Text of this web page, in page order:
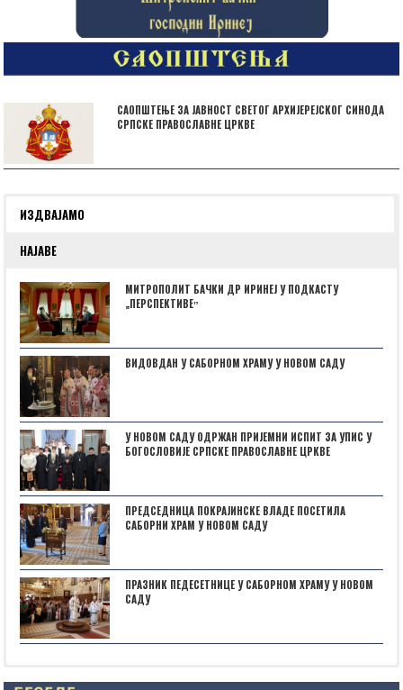
САОПШТЕЊЕ ЗА ЈАВНОСТ СВЕТОГ АРХИЈЕРЕЈСКОГ СИНОДА
СРПСКЕ ПРАВОСЛАВНЕ ЦРКВЕ
ИЗДВАЈАМО
НАЈАВЕ
МИТРОПОЛИТ БАЧКИ ДР ИРИНЕЈ У ПОДКАСТУ
„ПЕРСПЕКТИВЕˮ
ВИДОВДАН У САБОРНОМ ХРАМУ У НОВОМ САДУ
У НОВОМ САДУ ОДРЖАН ПРИЈЕМНИ ИСПИТ ЗА УПИС У
БОГОСЛОВИЈЕ СРПСКЕ ПРАВОСЛАВНЕ ЦРКВЕ
ПРЕДСЕДНИЦА ПОКРАЈИНСКЕ ВЛАДЕ ПОСЕТИЛА
САБОРНИ ХРАМ У НОВОМ САДУ
ПРАЗНИК ПЕДЕСЕТНИЦЕ У САБОРНОМ ХРАМУ У НОВОМ
САДУ
Posts not found